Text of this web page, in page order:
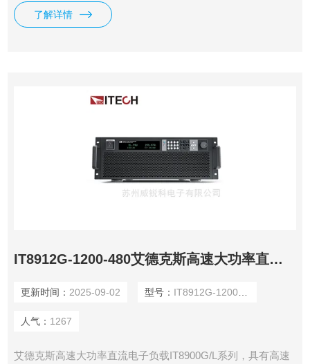
开关电源测试，电池性能检测等多个行业领域，也可以提供标
准SCPI通讯协议，方便组建智能化测试平台应用于多个行
了解详情
IT8912G-1200-480艾德克斯高速大功率直流电子负载
更新时间： 2025-09-02 型号： IT8912G-1200-480
人气： 1267
艾德克斯高速大功率直流电子负载IT8900G/L系列，具有高速